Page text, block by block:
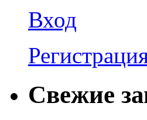
Вход
Свежие